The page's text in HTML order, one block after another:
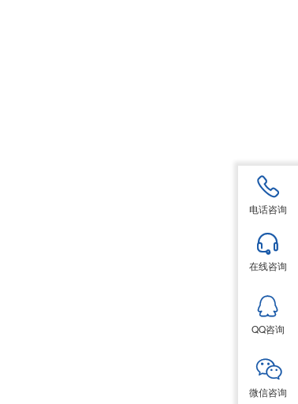
电话咨询
在线咨询
QQ咨询
微信咨询